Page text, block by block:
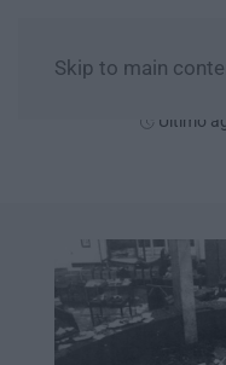
Skip to main
Ultimo